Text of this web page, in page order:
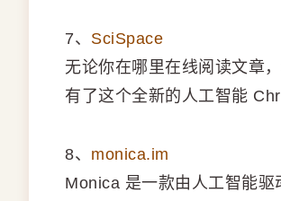
7、 SciSpace
无论你在哪里在线阅读文章
有了这个全新的人工智能
8、 monica.im
Monica 是一款由人工智能驱